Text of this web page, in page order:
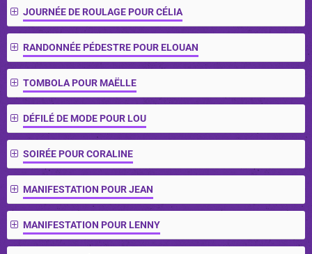
JOURNÉE DE ROULAGE POUR CÉLIA
RANDONNÉE PÉDESTRE POUR ELOUAN
TOMBOLA POUR MAËLLE
DÉFILÉ DE MODE POUR LOU
SOIRÉE POUR CORALINE
MANIFESTATION POUR JEAN
MANIFESTATION POUR LENNY